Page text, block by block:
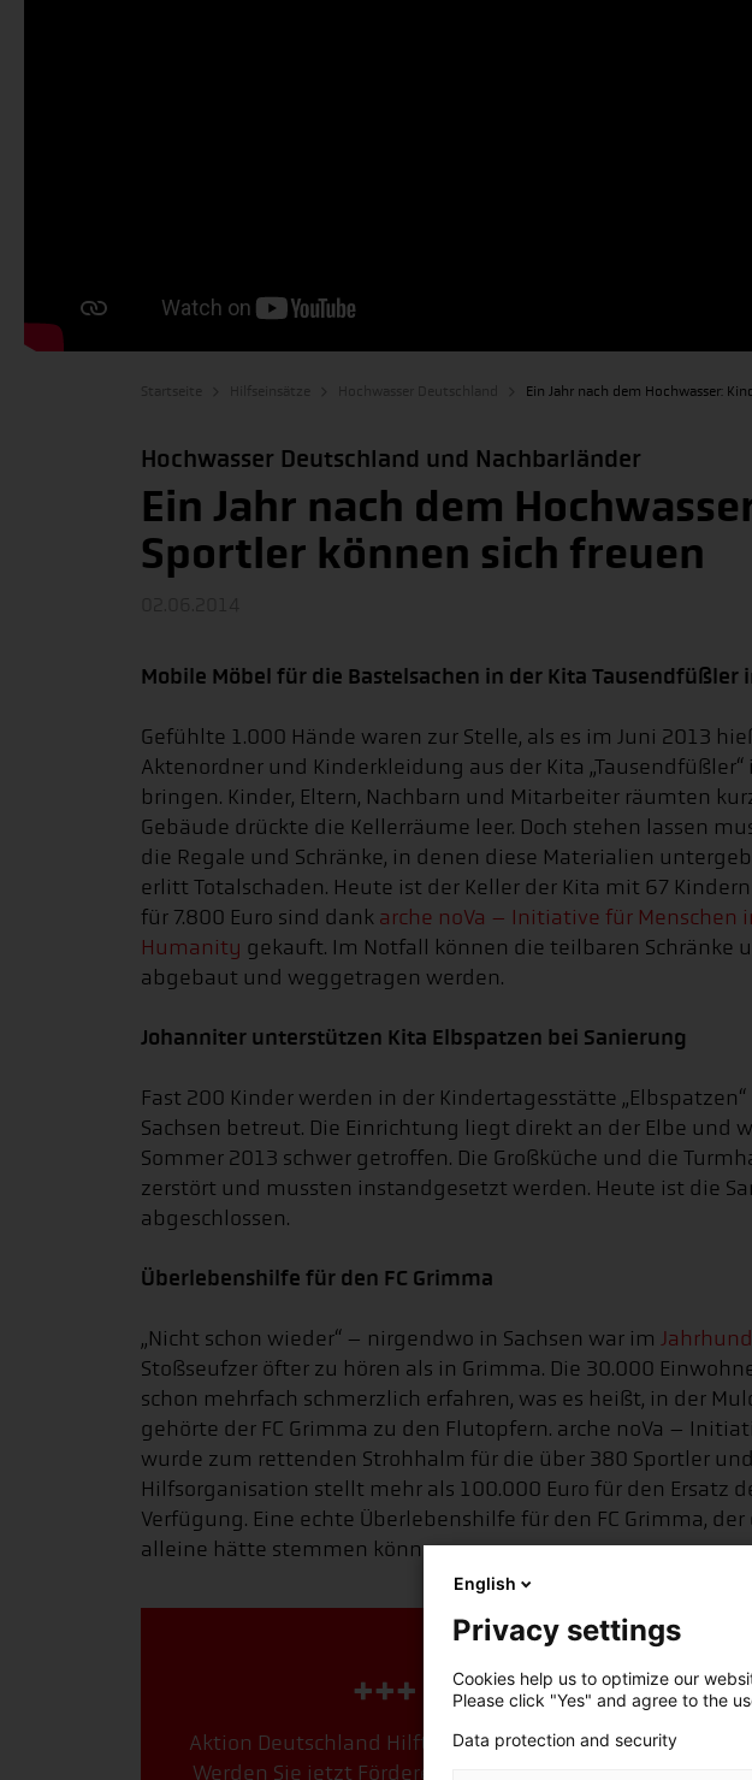
Ein Jahr nach dem Hochwasser:
Hochwasser Deutschland und Nachbarländer
Ein Jahr nach dem
Sportler können sich freuen
Mobile Möbel für die Bastelsachen in der Kita Tausendfüßler
Gefühlte 1.000 Hände waren zur Stelle, als es im Juni 2013
Aktenordner und Kinderkleidung aus der Kita
bringen. Kinder, Eltern, Nachbarn und Mitarbeiter räumten
Gebäude drückte die Kellerräume leer. Doch stehen lassen
die Regale und Schränke, in denen diese Materialien
erlitt Totalschaden. Heute ist der Keller der Kita mit 67
für 7.800 Euro sind dank arche noVa – Initiative für Menschen
Humanity gekauft. Im Notfall können die teilbaren Schränke
abgebaut und weggetragen werden.
Johanniter unterstützen Kita Elbspatzen bei Sanierung
Fast 200 Kinder werden in der Kindertagesstätte
Sachsen betreut. Die Einrichtung liegt direkt an der Elbe und
Sommer 2013 schwer getroffen. Die Großküche und die
zerstört und mussten instandgesetzt werden. Heute ist die
abgeschlossen.
Überlebenshilfe für den FC Grimma
„Nicht schon wieder“ – nirgendwo in Sachsen war im
Stoßseufzer öfter zu hören als in Grimma. Die 30.000
schon mehrfach schmerzlich erfahren, was es heißt, in der
gehörte der FC Grimma zu den Flutopfern. arche noVa –
wurde zum rettenden Strohhalm für die über 380 Sportler
Hilfsorganisation stellt mehr als 100.000 Euro für den Ersatz
Verfügung. Eine echte Überlebenshilfe für den FC Grimma,
alleine hätte stemmen können.
+++ Dauerhaft helfen
Aktion Deutschland Hilft ist das starke Bündnis von über
Werden Sie jetzt Förderer. Mit Ihrer regelmäßigen Spende
English
Privacy settings
Cookies help us to optimize our
Please click "Yes" and agree to the
Data protection and security